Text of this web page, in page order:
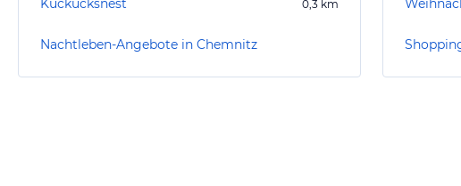
Kuckucksnest 0,3 km
Nachtleben-Angebote in Chemnitz